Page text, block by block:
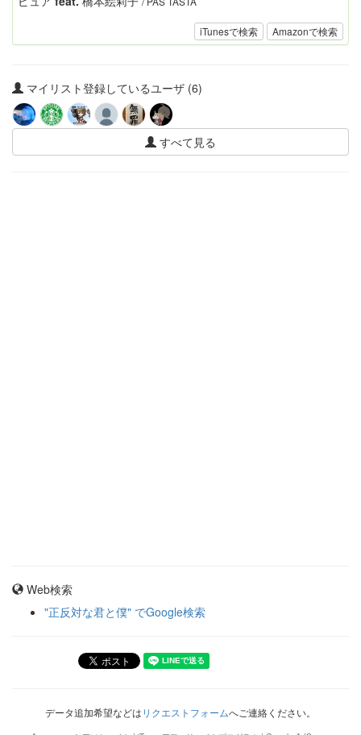
iTunesで検索 Amazonで検索
マイリスト登録しているユーザ (6)
すべて見る
Web検索
"正反対な君と僕" でGoogle検索
データ追加希望などはリクエストフォームへご連絡ください。